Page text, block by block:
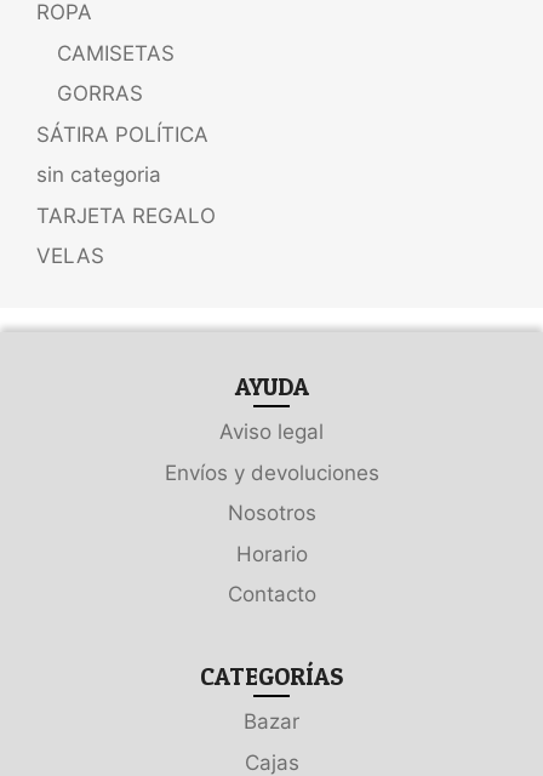
ROPA
CAMISETAS
GORRAS
SÁTIRA POLÍTICA
sin categoria
TARJETA REGALO
VELAS
AYUDA
Aviso legal
Envíos y devoluciones
Nosotros
Horario
Contacto
CATEGORÍAS
Bazar
Cajas